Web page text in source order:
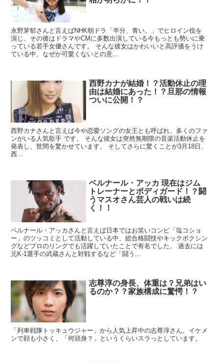
永野芽郁さんと言えばNHK朝ドラ「半分、青い。」でヒロイン役を
演じ、その後はドラマやCMに多数出演している今もっとも勢いに乗
っている若手女優さんです。 そんな彼女はかわいいと高評価をうけ
ている中、なぜか可愛くないとの意...
西野カナが結婚！？活動休止の理
由は結婚にあった！？旦那の情報
ついに公開！？
西野カナさんと言えば今や恋愛ソングの女王とも呼ばれ、多くのファ
ンがいる人気歌手 です。 そんな彼女は突然無期限の音楽活動休止を
発表し、世間を驚かせています。 そしてさらに驚くことが3月18日、
西...
ベルナール・アッカ 現在はジム
トレーナーとボディガード！？闘
うマスオさん芸人の戦いは続
く！！
ベルナール・アッカさんと言えば日本ではお笑いコンビ「塩コショ
ー」のツッコミとして活動している中、総合格闘技やキックボクシン
グなどプロのリングでも活躍していたことで有名でした。 過去には
元K-1選手の武蔵さんと対戦するなど「闘う...
志尊淳の身長、体重は？兄弟はい
るのか？？家族構成に驚愕！？
「列車戦隊トッキュウジャー」から人気上昇中の志尊淳さん。イケメ
ンで顔も小さく、「何頭身？」というくらいスラっとしています。